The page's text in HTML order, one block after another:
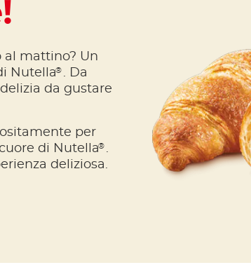
al mattino? Un
Nutella® . Da
da gustare
per
di Nutella® .
deliziosa.